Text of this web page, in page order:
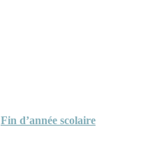
Fin d’année scolaire